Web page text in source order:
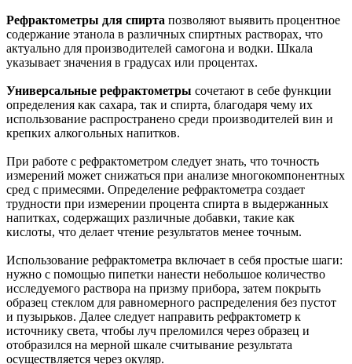
Рефрактометры для спирта позволяют выявить процентное
содержание этанола в различных спиртных растворах, что
актуально для производителей самогона и водки. Шкала
указывает значения в градусах или процентах.
Универсальные рефрактометры сочетают в себе функции
определения как сахара, так и спирта, благодаря чему их
использование распространено среди производителей вин и
крепких алкогольных напитков.
При работе с рефрактометром следует знать, что точность
измерений может снижаться при анализе многокомпонентных
сред с примесями. Определение рефрактометра создает
трудности при измерении процента спирта в выдержанных
напитках, содержащих различные добавки, такие как
кислоты, что делает чтение результатов менее точным.
Использование рефрактометра включает в себя простые шаги:
нужно с помощью пипетки нанести небольшое количество
исследуемого раствора на призму прибора, затем покрыть
образец стеклом для равномерного распределения без пустот
и пузырьков. Далее следует направить рефрактометр к
источнику света, чтобы луч преломился через образец и
отобразился на мерной шкале считывание результата
осуществляется через окуляр.